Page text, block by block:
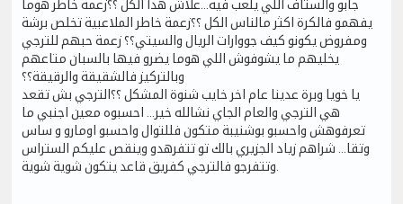
جابو والستاف اللي يلعب فيه...علاش هذا الكل ؟؟زعمة خاطر هوما
يفهمو فالكرة اكثر مالناس الكل ؟؟زعمة خاطر الملاعبية تخلص برشة
ومفروض يكونو كيف جووارات الريال والسيتي؟؟ زعمة حبهم للترجي
يخليهم ما يشوفوش اللي هوما يضرو فيها بالسبان متاعهم
وبالتركيز فالشقيقة والرقيقة؟؟
يا خويا وبرة عدينا عام اخر خايب شنوة المشكل ؟؟الترجي بش تقعد
هي الترجي والعام الجاي نشالله خير... احسبوه معين اجنبي ما
تعرفوهش واحسبو بوشنيبة متكون فللتوال واحسبو اومارو و ساس
وتقا... شراهم زياد الجزيري بالك تو تتفرهدو وينقص عليكم الستراس